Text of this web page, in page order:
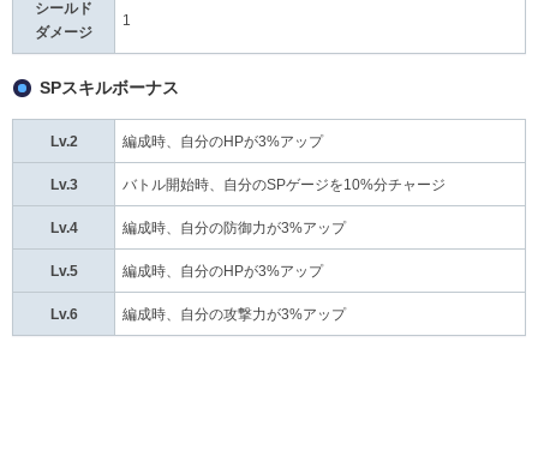
シールド
ダメージ
1
SPスキルボーナス
Lv.2 編成時、自分のHPが3%アップ
Lv.3 バトル開始時、自分のSPゲージを10%分チャージ
Lv.4 編成時、自分の防御力が3%アップ
Lv.5 編成時、自分のHPが3%アップ
Lv.6 編成時、自分の攻撃力が3%アップ